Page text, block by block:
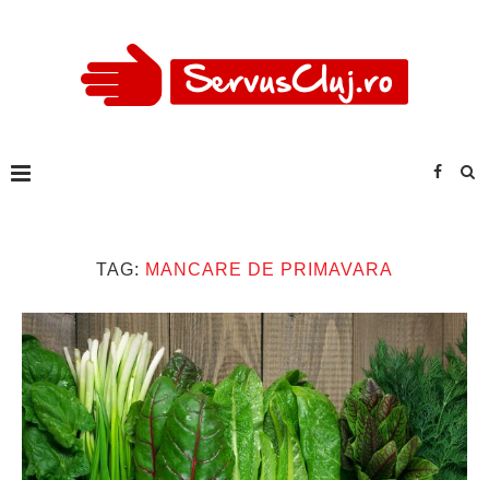
TAG: MANCARE DE PRIMAVARA